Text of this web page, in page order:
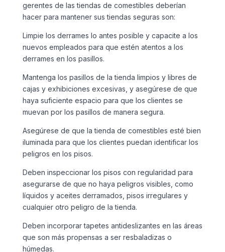
gerentes de las tiendas de comestibles deberían
hacer para mantener sus tiendas seguras son:
Limpie los derrames lo antes posible y capacite a los
nuevos empleados para que estén atentos a los
derrames en los pasillos.
Mantenga los pasillos de la tienda limpios y libres de
cajas y exhibiciones excesivas, y asegúrese de que
haya suficiente espacio para que los clientes se
muevan por los pasillos de manera segura.
Asegúrese de que la tienda de comestibles esté bien
iluminada para que los clientes puedan identificar los
peligros en los pisos.
Deben inspeccionar los pisos con regularidad para
asegurarse de que no haya peligros visibles, como
líquidos y aceites derramados, pisos irregulares y
cualquier otro peligro de la tienda.
Deben incorporar tapetes antideslizantes en las áreas
que son más propensas a ser resbaladizas o
húmedas.